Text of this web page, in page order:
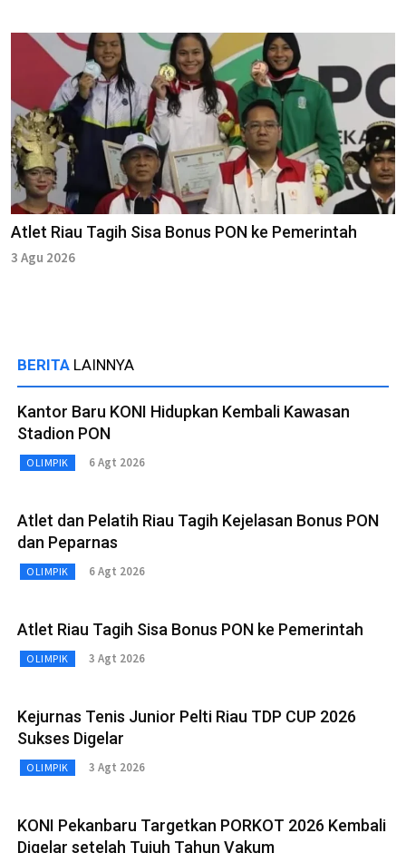
Atlet Riau Tagih Sisa Bonus PON ke Pemerintah
3 Agu 2026
BERITA LAINNYA
Kantor Baru KONI Hidupkan Kembali Kawasan
Stadion PON
OLIMPIK 6 Agt 2026
Atlet dan Pelatih Riau Tagih Kejelasan Bonus PON
dan Peparnas
OLIMPIK 6 Agt 2026
Atlet Riau Tagih Sisa Bonus PON ke Pemerintah
OLIMPIK 3 Agt 2026
Kejurnas Tenis Junior Pelti Riau TDP CUP 2026
Sukses Digelar
OLIMPIK 3 Agt 2026
KONI Pekanbaru Targetkan PORKOT 2026 Kembali
Digelar setelah Tujuh Tahun Vakum